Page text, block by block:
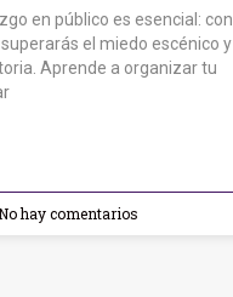
en público es esencial: con
el miedo escénico y
Aprende a organizar tu
hay comentarios